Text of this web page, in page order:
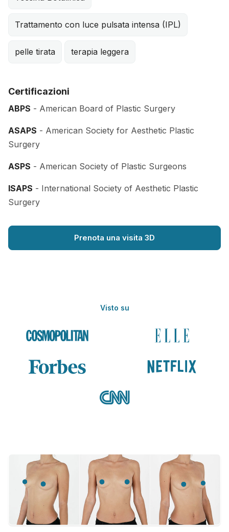
Trattamento con luce pulsata intensa (IPL)
pelle tirata terapia leggera
Certificazioni
ABPS - American Board of Plastic Surgery
ASAPS - American Society for Aesthetic Plastic
Surgery
ASPS - American Society of Plastic Surgeons
ISAPS - International Society of Aesthetic Plastic
Surgery
Prenota una visita 3D
Visto su